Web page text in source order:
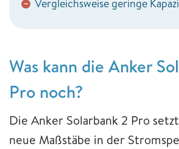
− Vergleichsweise geringe
Was kann die Anker
Pro noch?
Die Anker Solarbank 2 Pro
neue Maßstäbe in der